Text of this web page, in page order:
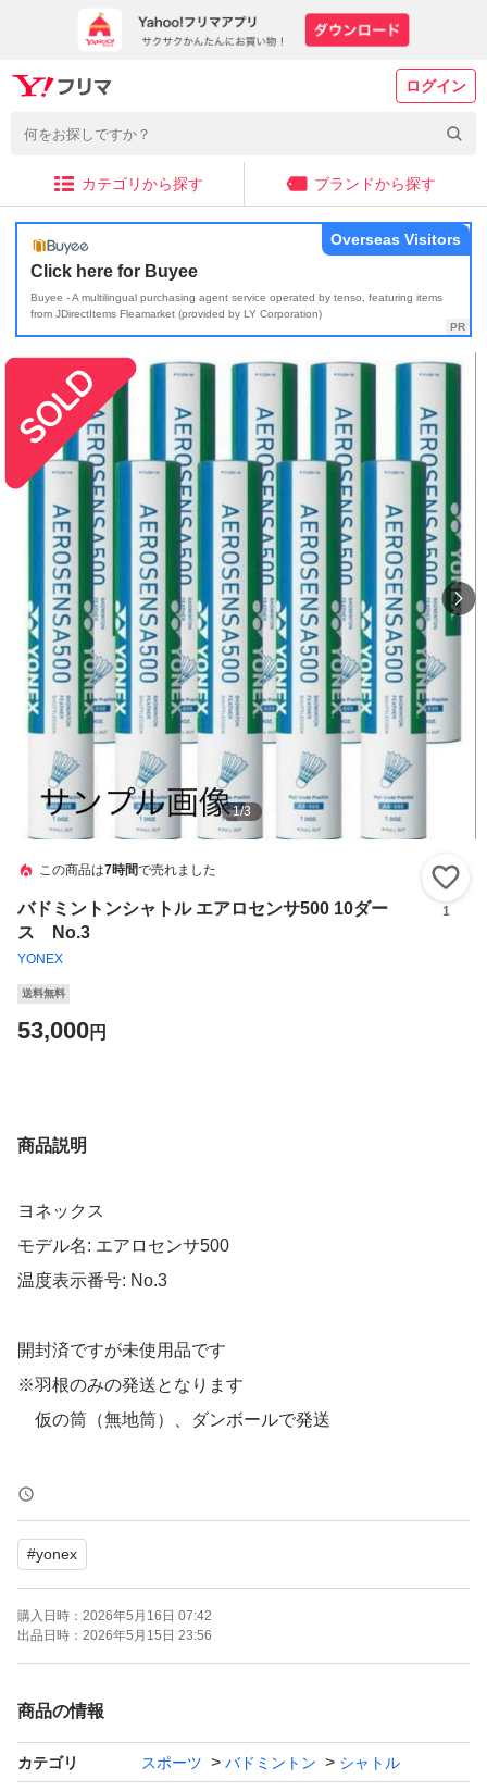
ログイン
カテゴリから探す ブランドから探す
Click here for Buyee
Buyee - A multilingual purchasing agent service operated by tenso, featuring items
from JDirectItems Fleamarket (provided by LY Corporation)
Overseas Visitors
1/3
この商品は7時間で売れました
バドミントンシャトル エアロセンサ500 10ダー
ス No.3
YONEX
1
送料無料
53,000円
商品説明
ヨネックス
モデル名: エアロセンサ500
温度表示番号: No.3
開封済ですが未使用品です
※羽根のみの発送となります
仮の筒（無地筒）、ダンボールで発送
発送後のキャンセルは行いません。
購入前に質問等してください。
是非ご購入ください！
#yonex
購入日時： 2026年5月16日 07:42
出品日時： 2026年5月15日 23:56
商品の情報
カテゴリ スポーツ バドミントン シャトル